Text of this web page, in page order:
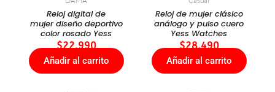
Reloj digital de
mujer diseño deportivo
color rosado Yess
$22.990
Añadir al carrito
Reloj de mujer clásico
análogo y pulso cuero
Yess Watches
$28.490
Añadir al carrito